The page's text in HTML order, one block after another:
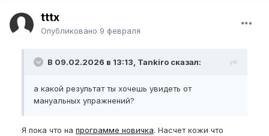
tttx
Опубликовано 9 февраля
В 09.02.2026 в 13:13, Tankiro сказал:
а какой результат ты хочешь увидеть от
мануальных упражнений?
Я пока что на программе новичка. Насчет кожи что